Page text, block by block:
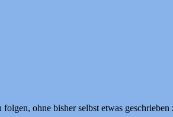
folgen, ohne bisher selbst etwas